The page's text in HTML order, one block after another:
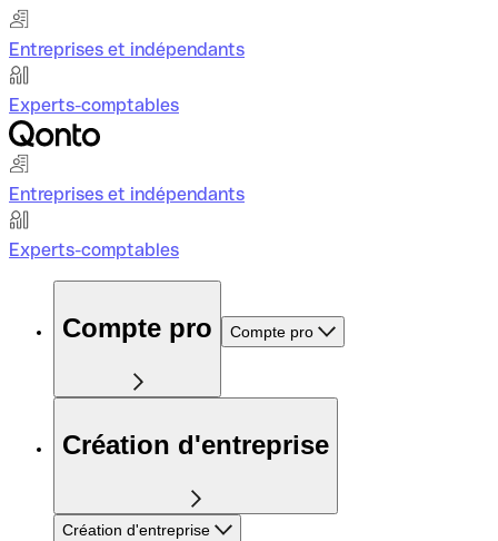
Entreprises et indépendants
Experts-comptables
Entreprises et indépendants
Experts-comptables
Compte pro Compte pro
Création d'entreprise
Création d'entreprise